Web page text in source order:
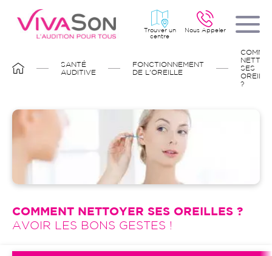
contenu
principal
Nous Appeler
Trouver un
centre
SANTÉ
AUDITIVE
FONCTIONNEMENT
DE L'OREILLE
SES
?
Image
COMMENT NETTOYER SES OREILLES ?
AVOIR LES BONS GESTES !